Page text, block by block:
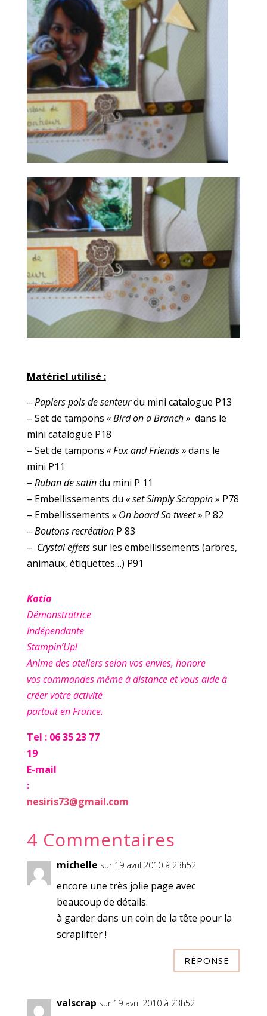
Matériel utilisé :
– Papiers pois de senteurdu mini catalogue P13
– Set de tampons « Bird on a Branch »dans le
mini catalogue P18
– Set de tampons « Fox and Friends »dans le
mini P11
– Ruban de satindu mini P 11
– Embellissements du « set Simply Scrappin» P78
– Embellissements « On board So tweet »P 82
– Boutons recréationP 83
– Crystal effetssur les embellissements (arbres,
animaux, étiquettes…) P91
Katia
Démonstratrice
Indépendante
Stampin’Up!
Anime des ateliers selon vos envies, honore
vos commandes même à distance et vous aide à
créer votre activité
partout en France.
Tel : 06 35 23 77
19
E-mail
:
nesiris73@gmail.com
4 Commentaires
michelle sur 19 avril 2010 à 23h52
encore une très jolie page avec
beaucoup de détails.
à garder dans un coin de la tête pour la
scraplifter !
RÉPONSE
valscrap sur 19 avril 2010 à 23h52